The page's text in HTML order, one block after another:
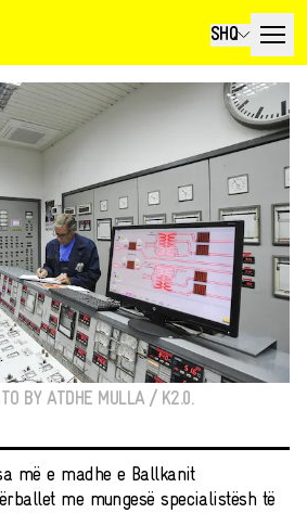
SHQ
BY ATDHE MULLA / K2.0.
më e madhe e Ballkanit
me mungesë specialistësh të